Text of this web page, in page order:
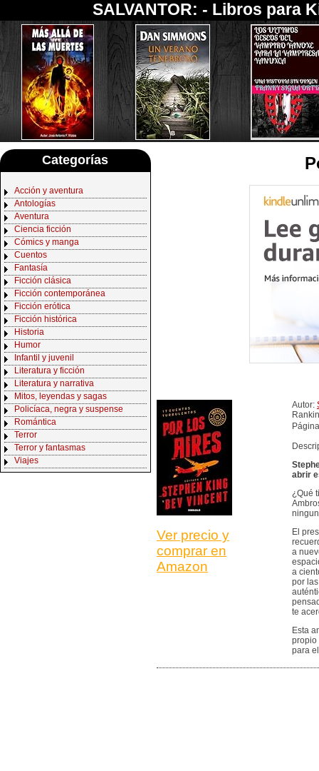
SALVANTOR: - Libros para
Categorías
Acción y aventura
Antologías
Aventura
Ciencia ficción
Cómics y manga
Cuentos
Fantasía
Ficción clásica
Ficción contemporánea
Ficción erótica
Ficción histórica
Historia
Humor
Infantil y juvenil
Literatura y ficción
Literatura y narrativa
Mitos, leyendas y sagas
Policíaca, negra y suspense
Romántica
Terror
Terror y fantasmas
Viajes
Ver precio y
comprar en
Amazon
Autor:
abrir
¿Qué
El
a
a
por
te
Esta
propio
para